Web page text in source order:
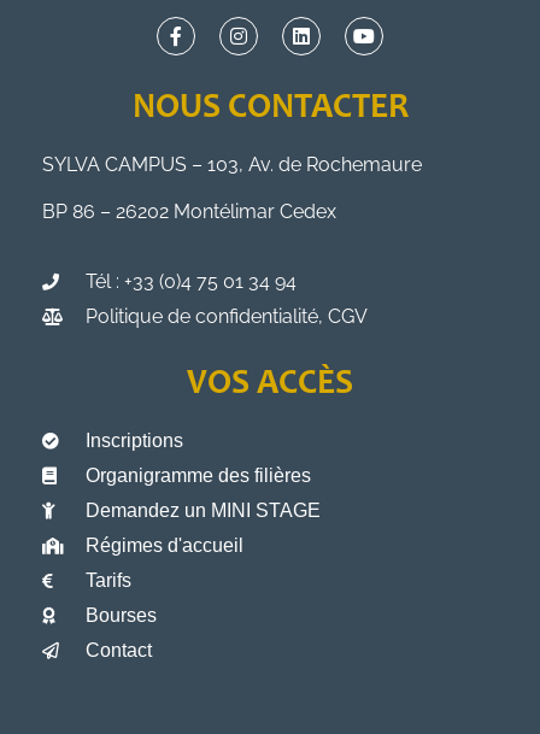
NOUS CONTACTER
SYLVA CAMPUS – 103, Av. de Rochemaure
BP 86 – 26202 Montélimar Cedex
Tél : +33 (0)4 75 01 34 94
Politique de confidentialité, CGV
VOS ACCÈS
Inscriptions
Organigramme des filières
Demandez un MINI STAGE
Régimes d'accueil
Tarifs
Bourses
Contact